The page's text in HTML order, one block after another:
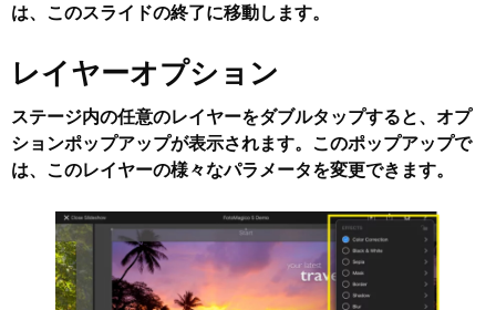
は、このスライドの終了に移動します。
レイヤーオプション
ステージ内の任意のレイヤーをダブルタップすると、 オプ
ションポップアップが表示されます。このポップアップで
は、このレイヤーの様々なパラメータを変更できます。